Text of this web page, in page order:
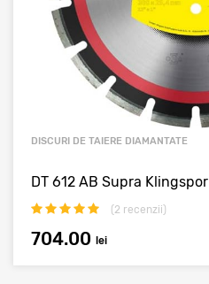
DISCURI DE TAIERE DIAMANTATE
DT 612 AB Supra Klingspor
(2 recenzii)
704.00 lei